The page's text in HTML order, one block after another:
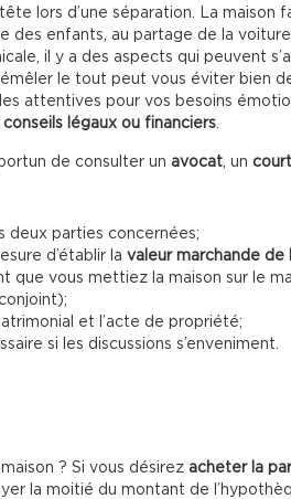
lors d’une séparation. La maison
des enfants, au partage de la
il y a des aspects qui peuvent
le tout peut vous éviter bien
attentives pour vos besoins
conseils légaux ou financiers
de consulter un avocat , un
deux parties concernées;
d’établir la valeur marchande de
que vous mettiez la maison sur le
et l’acte de propriété;
si les discussions s’enveniment.
? Si vous désirez acheter la
la moitié du montant de